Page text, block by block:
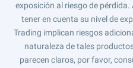
exposición al riesgo de
tener en cuenta su nivel de
Trading implican riesgos
naturaleza de tales
parecen claros, por favor,